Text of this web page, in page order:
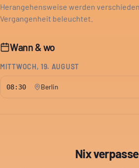
Herangehensweise werden
Vergangenheit beleuchtet.
Wann & wo
MITTWOCH, 19. AUGUST
08:30 Berlin
Nix